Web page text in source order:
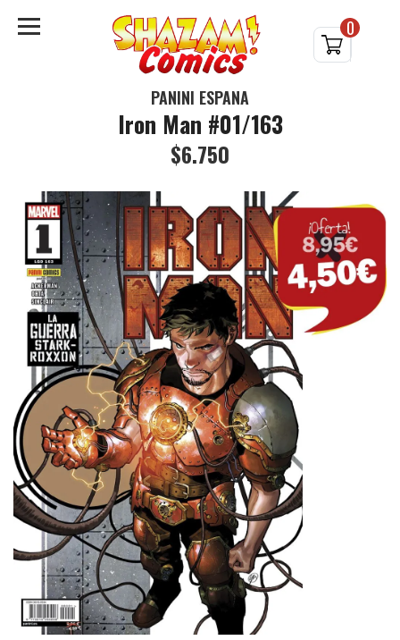
0
PANINI ESPAÑA
Iron Man #01/163
$6.750